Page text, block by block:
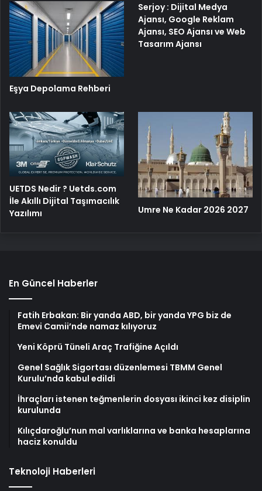
Eşya Depolama Rehberi
Serjoy : Dijital Medya
Ajansı, Google Reklam
Ajansı, SEO Ajansı ve Web
Tasarım Ajansı
UETDS Nedir ? Uetds.com
İle Akıllı Dijital Taşımacılık
Yazılımı
Umre Ne Kadar 2026 2027
En Güncel Haberler
Fatih Erbakan: Bir yanda ABD, bir yanda YPG biz de
Emevi Camii’nde namaz kılıyoruz
Yeni Köprü Tüneli Araç Trafiğine Açıldı
Genel Sağlık Sigortası düzenlemesi TBMM Genel
Kurulu’nda kabul edildi
İhraçları istenen teğmenlerin dosyası ikinci kez disiplin
kurulunda
Kılıçdaroğlu’nun mal varlıklarına ve banka hesaplarına
haciz konuldu
Teknoloji Haberleri